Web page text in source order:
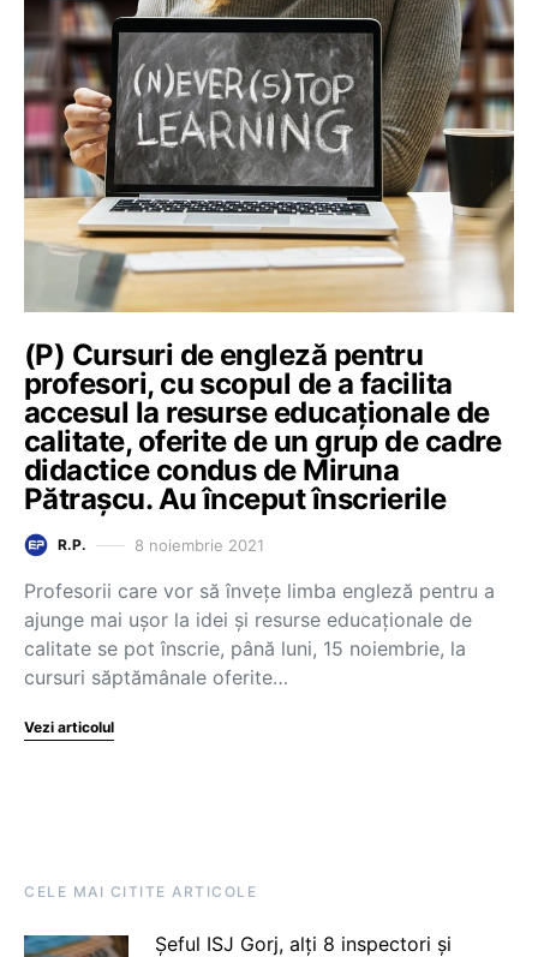
(P) Cursuri de engleză pentru
profesori, cu scopul de a facilita
accesul la resurse educaționale de
calitate, oferite de un grup de cadre
didactice condus de Miruna
Pătrașcu. Au început înscrierile
R.P. 8 noiembrie 2021
Profesorii care vor să învețe limba engleză pentru a
ajunge mai ușor la idei și resurse educaționale de
calitate se pot înscrie, până luni, 15 noiembrie, la
cursuri săptămânale oferite…
Vezi articolul
CELE MAI CITITE ARTICOLE
Șeful ISJ Gorj, alți 8 inspectori și